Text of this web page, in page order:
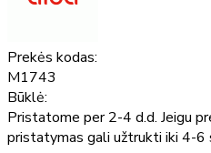
Prekės kodas:
M1743
Būklė:
Pristatome per 2-4 d.d. Jeigu
pristatymas gali užtrukti iki 4-6